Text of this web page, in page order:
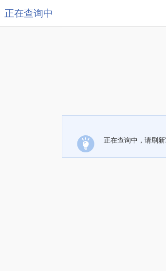
正在查询中
正在查询中，请刷